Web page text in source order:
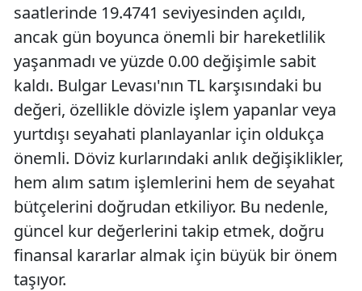
saatlerinde 19.4741 seviyesinden açıldı,
ancak gün boyunca önemli bir hareketlilik
yaşanmadı ve yüzde 0.00 değişimle sabit
kaldı. Bulgar Levası'nın TL karşısındaki bu
değeri, özellikle dövizle işlem yapanlar veya
yurtdışı seyahati planlayanlar için oldukça
önemli. Döviz kurlarındaki anlık değişiklikler,
hem alım satım işlemlerini hem de seyahat
bütçelerini doğrudan etkiliyor. Bu nedenle,
güncel kur değerlerini takip etmek, doğru
finansal kararlar almak için büyük bir önem
taşıyor.